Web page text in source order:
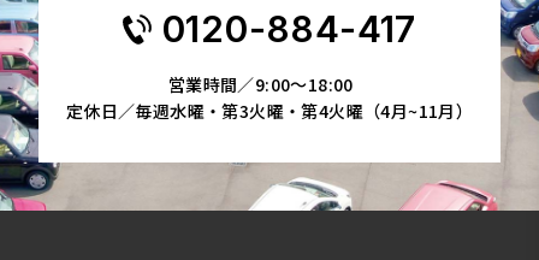
0120-884-417
営業時間／9:00～18:00
定休日／毎週水曜・第3火曜・第4火曜（4月~11月）